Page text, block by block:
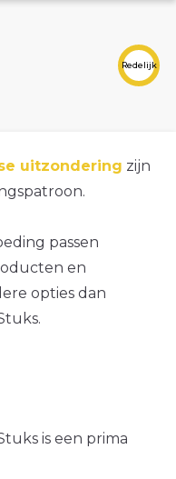
Redelijk
uitzondering zijn
passen
en
opties dan
is een prima